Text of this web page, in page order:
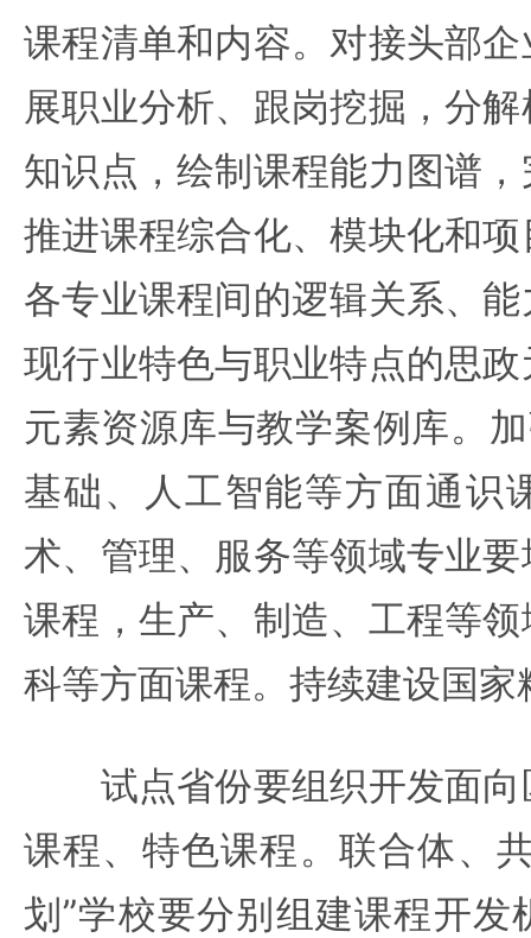
课程清单和内容。对接头部
展职业分析、跟岗挖掘，分
知识点，绘制课程能力图谱
推进课程综合化、模块化和
各专业课程间的逻辑关系、
现行业特色与职业特点的思
元素资源库与教学案例库。
基础、人工智能等方面通识
术、管理、服务等领域专业
课程，生产、制造、工程等
科等方面课程。持续建设国家
试点省份要组织开发面向
课程、特色课程。联合体、
划”学校要分别组建课程开